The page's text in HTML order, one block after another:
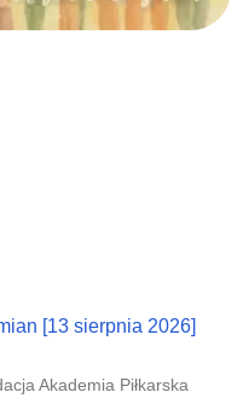
[13 sierpnia 2026]
Akademia Piłkarska